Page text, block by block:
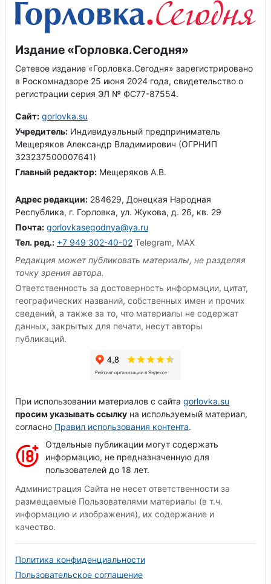
Издание «Горловка.Сегодня»
Сетевое издание «Горловка.Сегодня» зарегистрировано
в Роскомнадзоре 25 июня 2024 года, свидетельство о
регистрации серия ЭЛ № ФС77-87554.
Сайт: gorlovka.su
Учредитель: Индивидуальный предприниматель
Мещеряков Александр Владимирович (ОГРНИП
323237500007641)
Главный редактор: Мещеряков А.В.
Адрес редакции: 284629, Донецкая Народная
Республика, г. Горловка, ул. Жукова, д. 26, кв. 29
Почта: gorlovkasegodnya@ya.ru
Тел. ред.: +7 949 302-40-02 Telegram, MAX
Редакция может публиковать материалы, не разделяя
точку зрения автора.
Ответственность за достоверность информации, цитат,
географических названий, собственных имен и прочих
сведений, а также за то, что материалы не содержат
данных, закрытых для печати, несут авторы
публикаций.
При использовании материалов с сайта gorlovka.su
просим указывать ссылку на используемый материал,
согласно Правил использования контента.
Отдельные публикации могут содержать
информацию, не предназначенную для
пользователей до 18 лет.
Администрация Сайта не несет ответственности за
размещаемые Пользователями материалы (в т.ч.
информацию и изображения), их содержание и
качество.
Политика конфиденциальности
Пользовательское соглашение